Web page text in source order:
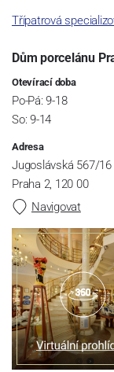
Třípatrová
Dům porcelánu
Otevírací doba
Po-Pá: 9-18
So: 9-14
Adresa
Jugoslávská 567/16
Praha 2, 120 00
Navigovat